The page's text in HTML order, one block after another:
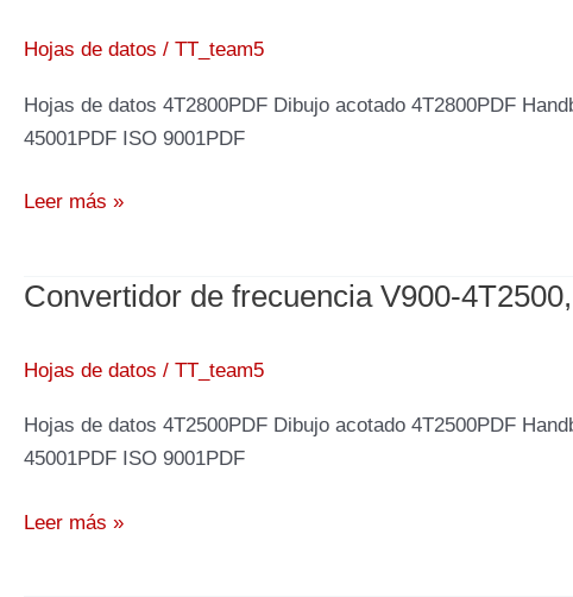
315kW
Hojas de datos / TT_team5
Hojas de datos 4T2800PDF Dibujo acotado 4T2800PDF
45001PDF ISO 9001PDF
Convertidor
V900-
280kW
Leer más »
Convertidor de frecuencia V900-
Hojas de datos / TT_team5
Hojas de datos 4T2500PDF Dibujo acotado 4T2500PDF
45001PDF ISO 9001PDF
Convertidor
Leer más »